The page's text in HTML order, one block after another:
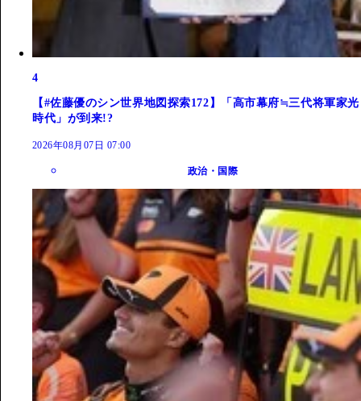
4
【#佐藤優のシン世界地図探索172】「高市幕府≒三代将軍家光
時代」が到来!?
2026年08月07日 07:00
政治・国際